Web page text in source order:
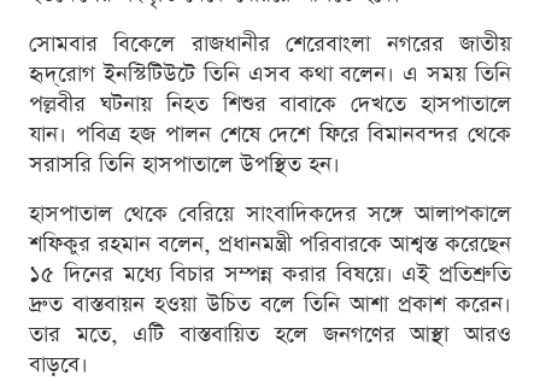
সোমবার বিকেলে রাজধানীর শেরেবাংলা নগরের জাতীয়
হৃদ্‌রোগ ইনস্টিটিউটে তিনি এসব কথা বলেন। এ সময় তিনি
পল্লবীর ঘটনায় নিহত শিশুর বাবাকে দেখতে হাসপাতালে
যান। পবিত্র হজ পালন শেষে দেশে ফিরে বিমানবন্দর থেকে
সরাসরি তিনি হাসপাতালে উপস্থিত হন।
হাসপাতাল থেকে বেরিয়ে সাংবাদিকদের সঙ্গে আলাপকালে
শফিকুর রহমান বলেন, প্রধানমন্ত্রী পরিবারকে আশ্বস্ত করেছেন
১৫ দিনের মধ্যে বিচার সম্পন্ন করার বিষয়ে। এই প্রতিশ্রুতি
দ্রুত বাস্তবায়ন হওয়া উচিত বলে তিনি আশা প্রকাশ করেন।
তার মতে, এটি বাস্তবায়িত হলে জনগণের আস্থা আরও
বাড়বে।